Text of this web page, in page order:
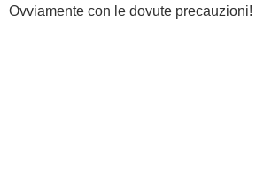
Ovviamente con le dovute precauzioni!